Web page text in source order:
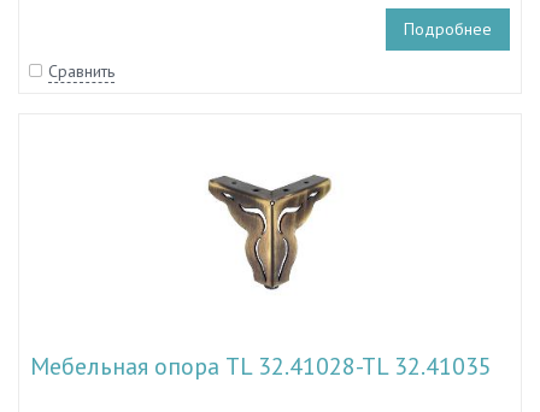
Подробнее
Сравнить
Мебельная опора TL 32.41028-TL 32.41035